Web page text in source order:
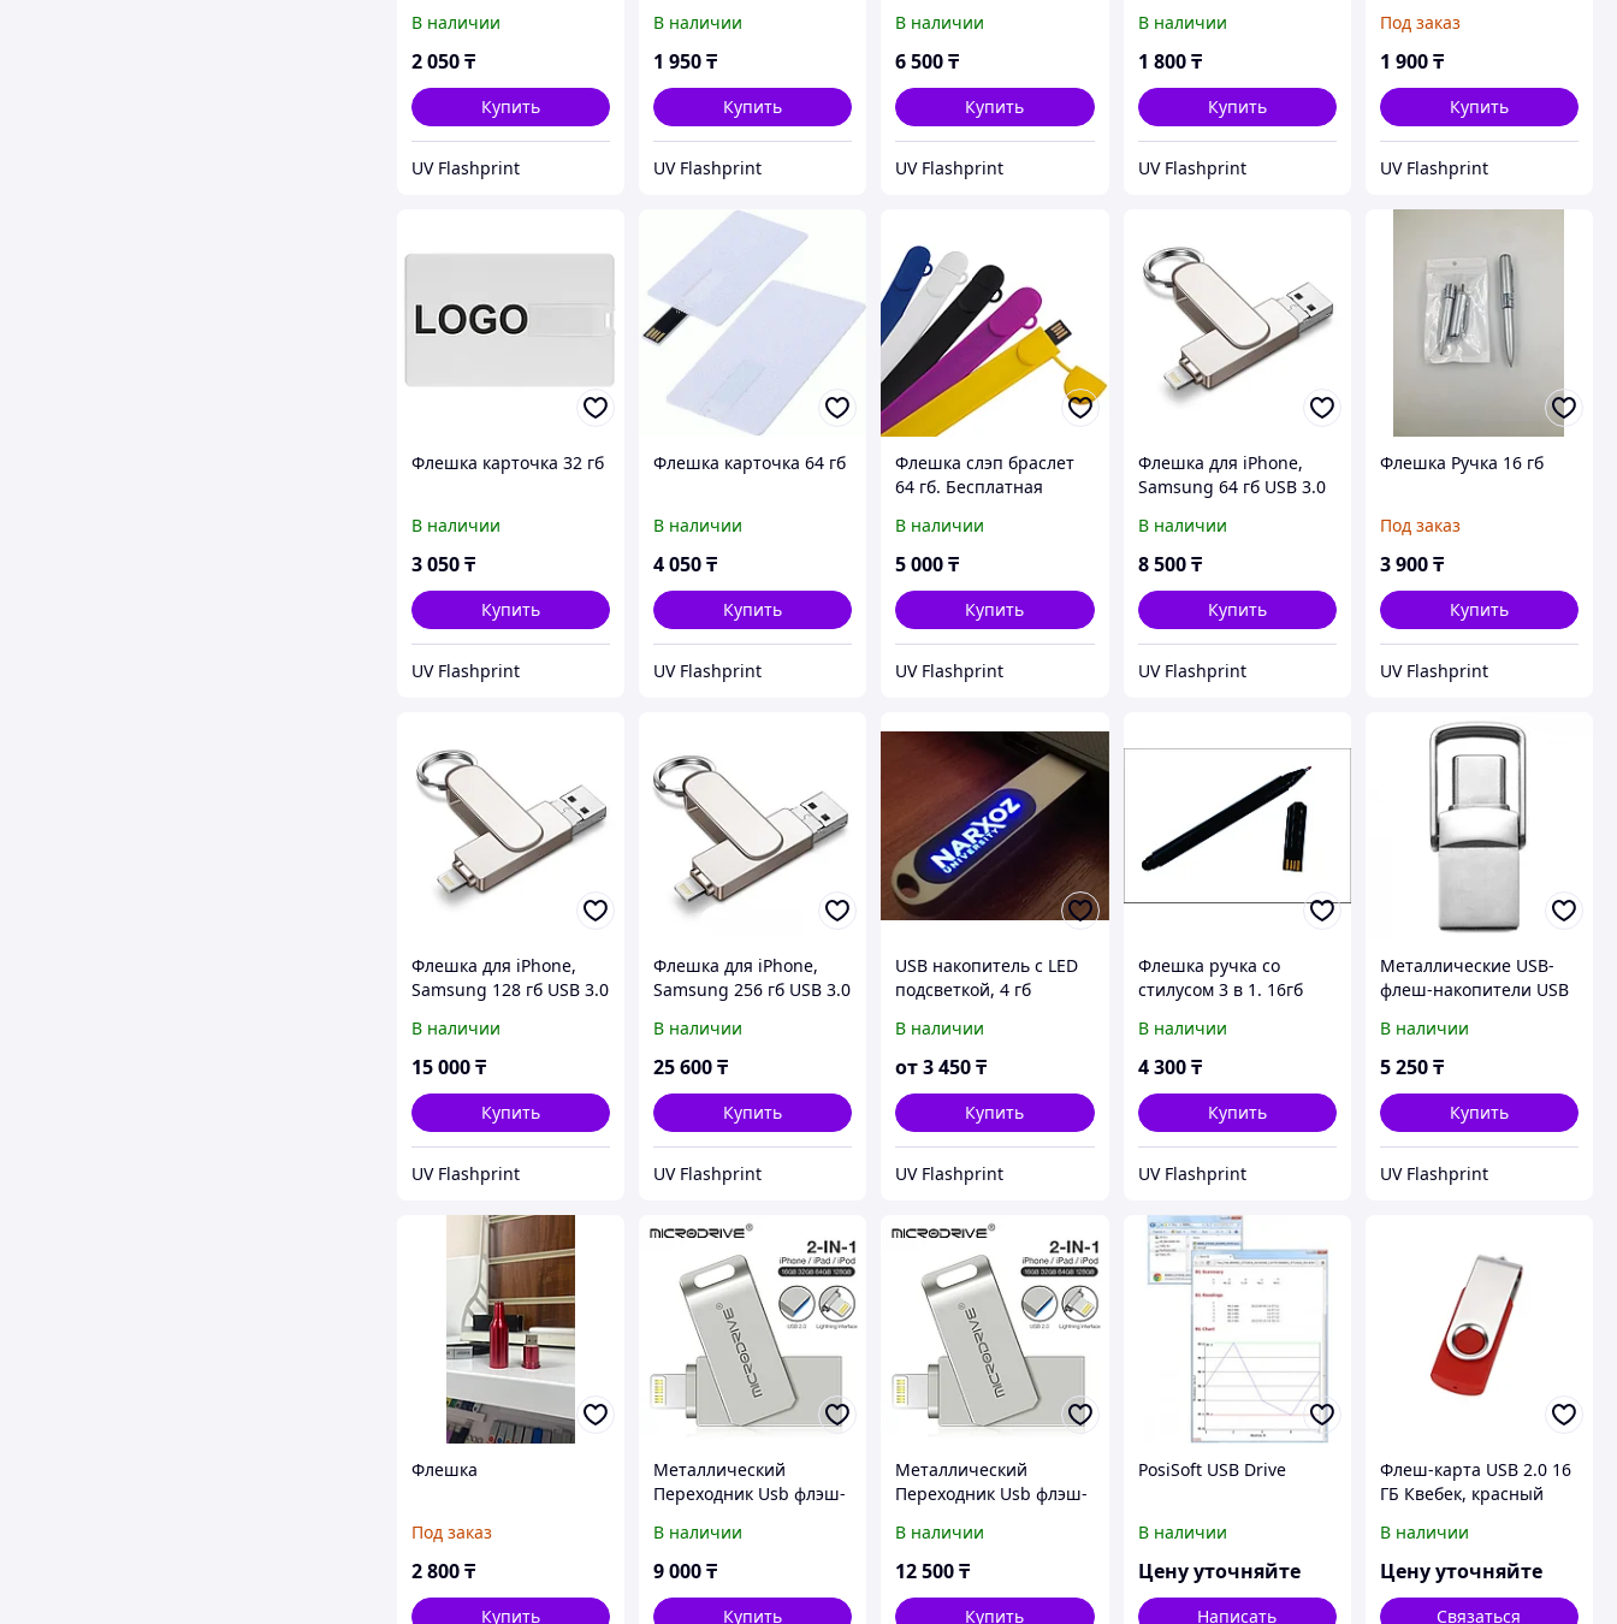
по РК
В наличии
2 050₸
Купить
UV Flashprint
В наличии
1 950₸
Купить
UV Flashprint
В наличии
6 500₸
Купить
UV Flashprint
В наличии
1 800 ₸
Купить
UV Flashprint
Под заказ
1 900₸
Купить
UV Flashprint
Флешка карточка 32 гб
В наличии
3 050₸
Купить
UV Flashprint
Флешка карточка 64 гб
В наличии
4 050₸
Купить
UV Flashprint
Флешка слэп браслет
64 гб. Бесплатная
В наличии
5 000₸
Купить
UV Flashprint
Флешка для iPhone,
Samsung 64 гб USB 3.0
В наличии
8 500 ₸
Купить
UV Flashprint
Флешка Ручка 16 гб
Под заказ
3 900₸
Купить
UV Flashprint
Флешка для iPhone,
Samsung 128 гб USB 3.0
В наличии
15 000₸
Купить
UV Flashprint
Флешка для iPhone,
Samsung 256 гб USB 3.0
В наличии
25 600₸
Купить
UV Flashprint
USB накопитель с LED
подсветкой, 4 гб
В наличии
от3 450₸
Купить
UV Flashprint
Флешка ручка со
стилусом 3 в 1. 16гб
В наличии
4 300 ₸
Купить
UV Flashprint
Металлические USB-
флеш-накопители USB
В наличии
5 250₸
Купить
UV Flashprint
Флешка
Под заказ
2 800₸
Купить
Металлический
Переходник Usb флэш-
флешка Айфон
В наличии
9 000₸
Купить
Металлический
Переходник Usb флэш-
флешка Айфон
В наличии
12 500₸
Купить
PosiSoft USB Drive
В наличии
Цену уточняйте
Написать
Флеш-карта USB 2.0 16
ГБ Квебек, красный
В наличии
Цену уточняйте
Связаться